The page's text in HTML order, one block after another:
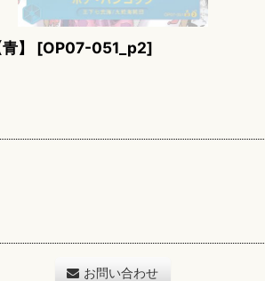
】 [OP07-051_p2]
お問い合わせ